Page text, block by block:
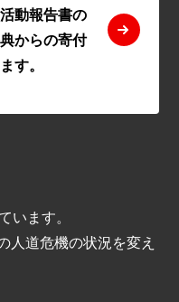
動報告書の
からの寄付
す。
ます。
人道危機の状況を変え